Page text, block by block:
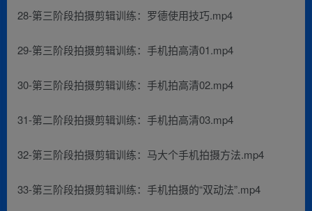
28-第三阶段拍摄剪辑训练：罗德使用技巧.mp4
29-第三阶段拍摄剪辑训练：手机拍高清01.mp4
30-第三阶段拍摄剪辑训练：手机拍高清02.mp4
31-第二阶段拍摄剪辑训练：手机拍高清03.mp4
32-第三阶段拍摄剪辑训练：马大个手机拍摄方法.mp4
33-第三阶段拍摄剪辑训练：手机拍摄的“双动法”.mp4